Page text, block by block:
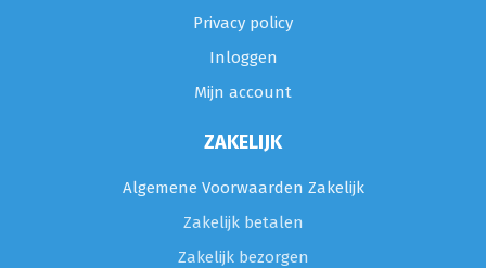
Privacy policy
Inloggen
Mijn account
ZAKELIJK
Algemene Voorwaarden Zakelijk
Zakelijk betalen
Zakelijk bezorgen